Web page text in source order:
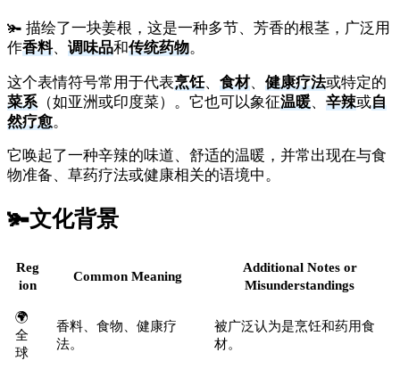
🫚 描绘了一块姜根，这是一种多节、芳香的根茎，广泛用
作香料、 调味品和传统药物。
这个表情符号常用于代表烹饪、 食材、 健康疗法或特定的
菜系 （如亚洲或印度菜）。它也可以象征温暖、 辛辣或自
然疗愈。
它唤起了一种辛辣的味道、舒适的温暖，并常出现在与食
物准备、草药疗法或健康相关的语境中。
🫚文化背景
Reg
ion
Common Meaning
Additional Notes or
Misunderstandings
🌍
全
球
香料、食物、健康疗
法。
被广泛认为是烹饪和药用食
材。